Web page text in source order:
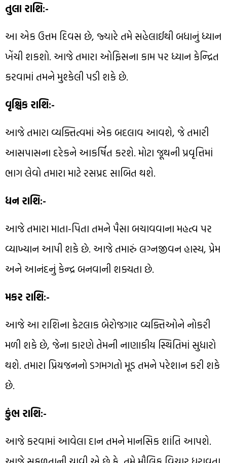
તુલા રાશિ:-
આ એક ઉત્તમ દિવસ છે, જ્યારે તમે સહેલાઈથી બધાનું ધ્યાન
ખેંચી શકશો. આજે તમારા ઓફિસના કામ પર ધ્યાન કેન્દ્રિત
કરવામાં તમને મુશ્કેલી પડી શકે છે.
વૃશ્ચિક રાશિ:-
આજે તમારા વ્યક્તિત્વમાં એક બદલાવ આવશે, જે તમારી
આસપાસના દરેકને આકર્ષિત કરશે. મોટા જૂથની પ્રવૃત્તિમાં
ભાગ લેવો તમારા માટે રસપ્રદ સાબિત થશે.
ધન રાશિ:-
આજે તમારા માતા-પિતા તમને પૈસા બચાવવાના મહત્વ પર
વ્યાખ્યાન આપી શકે છે. આજે તમારું લગ્નજીવન હાસ્ય, પ્રેમ
અને આનંદનું કેન્દ્ર બનવાની શક્યતા છે.
મકર રાશિ:-
આજે આ રાશિના કેટલાક બેરોજગાર વ્યક્તિઓને નોકરી
મળી શકે છે, જેના કારણે તેમની નાણાકીય સ્થિતિમાં સુધારો
થશે. તમારા પ્રિયજનનો ડગમગતો મૂડ તમને પરેશાન કરી શકે
છે.
કુંભ રાશિ:-
આજે કરવામાં આવેલા દાન તમને માનસિક શાંતિ આપશે.